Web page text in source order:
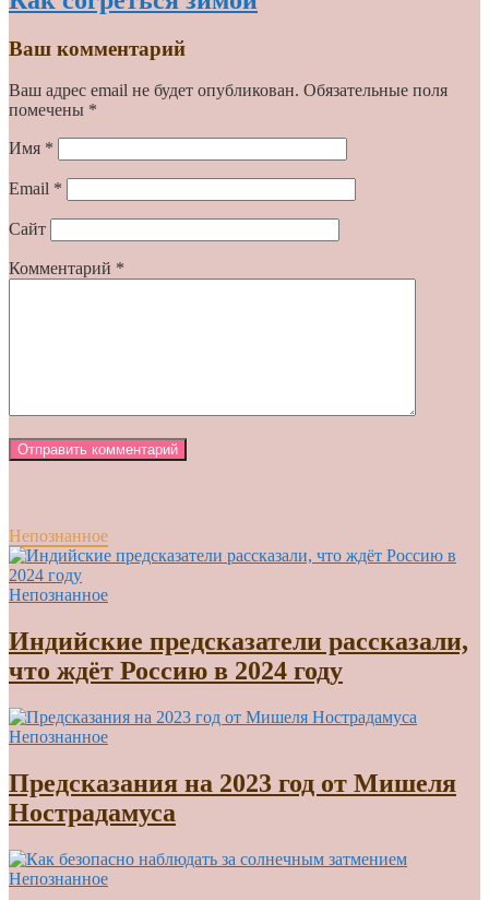
Ваш комментарий
Ваш адрес email не будет опубликован. Обязательные поля
помечены *
Имя *
Email *
Сайт
Комментарий *
Непознанное
Непознанное
Индийские предсказатели рассказали,
что ждёт Россию в 2024 году
Непознанное
Предсказания на 2023 год от Мишеля
Нострадамуса
Непознанное